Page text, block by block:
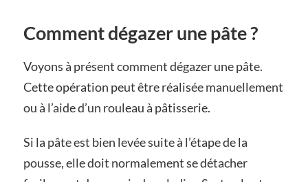
Comment dégazer une pâte ?
Voyons à présent comment dégazer une pâte.
Cette opération peut être réalisée manuellement
ou à l’aide d’un rouleau à pâtisserie.
Si la pâte est bien levée suite à l’étape de la
pousse, elle doit normalement se détacher